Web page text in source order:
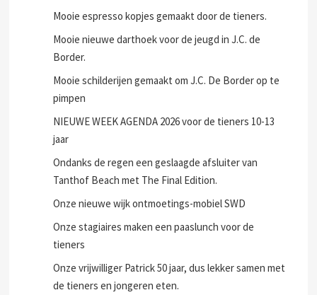
Mooie espresso kopjes gemaakt door de tieners.
Mooie nieuwe darthoek voor de jeugd in J.C. de
Border.
Mooie schilderijen gemaakt om J.C. De Border op te
pimpen
NIEUWE WEEK AGENDA 2026 voor de tieners 10-13
jaar
Ondanks de regen een geslaagde afsluiter van
Tanthof Beach met The Final Edition.
Onze nieuwe wijk ontmoetings-mobiel SWD
Onze stagiaires maken een paaslunch voor de
tieners
Onze vrijwilliger Patrick 50 jaar, dus lekker samen met
de tieners en jongeren eten.